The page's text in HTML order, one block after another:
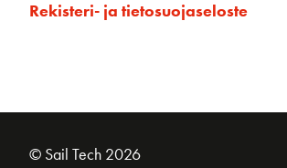
Rekisteri- ja tietosuojaseloste
© Sail Tech 2026